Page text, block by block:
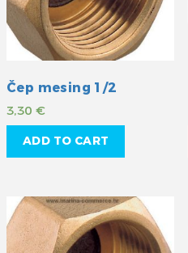
Čep mesing 1/2
3,30 €
ADD TO CART